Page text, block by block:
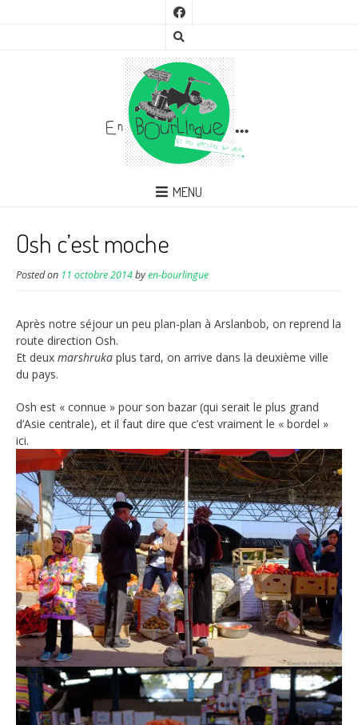
MENU
Osh c’est moche
Posted on 11 octobre 2014byen-bourlingue
Après notre séjour un peu plan-plan à Arslanbob, on reprend la
route direction Osh.
Et deux marshruka plus tard, on arrive dans la deuxième ville
du pays.
Osh est « connue » pour son bazar (qui serait le plus grand
d’Asie centrale), et il faut dire que c’est vraiment le « bordel »
ici.